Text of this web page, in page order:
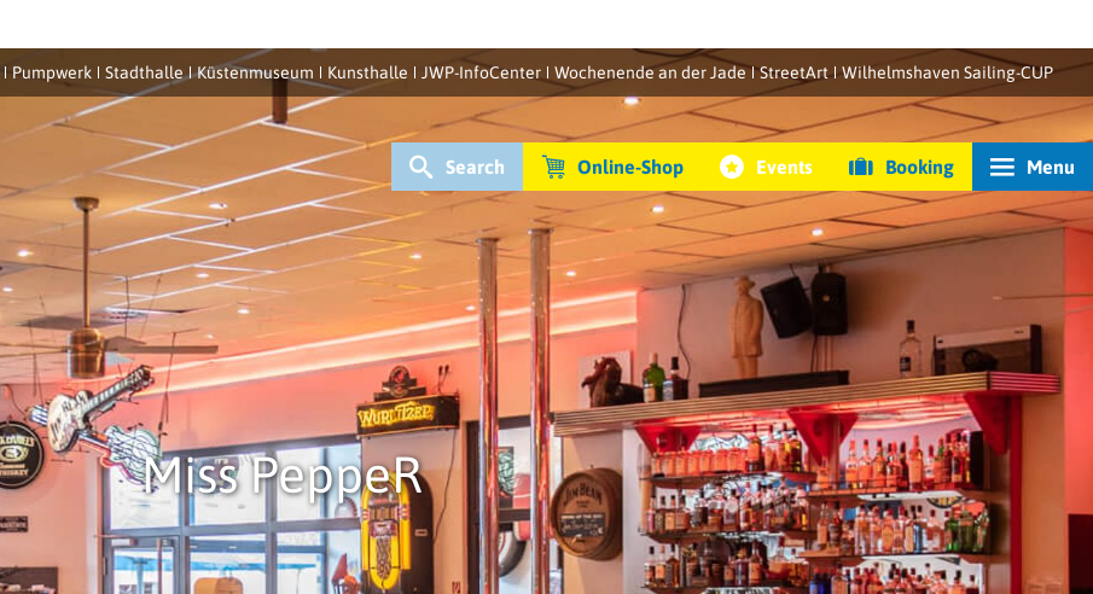
Pumpwerk Stadthalle Küstenmuseum Kunsthalle JWP-InfoCenter Wochenende an der Jade StreetArt Wilhelmshaven Sailing-CUP
Search Online-Shop Events Booking Menu
Miss PeppeR